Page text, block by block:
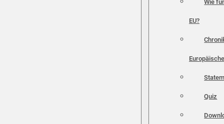
Wie
EU?
Quiz